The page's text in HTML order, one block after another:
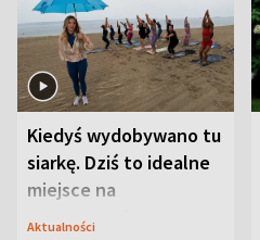
Kiedyś wydobywano tu
siarkę. Dziś to idealne
miejsce na
wypoczynek
Aktualności